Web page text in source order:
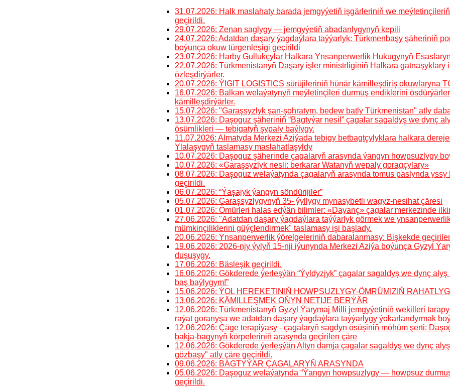
31.07.2026: Halk maslahaty barada jemgyýetiň işgärleriniň we
geçirildi.
29.07.2026: Zenan saglygy — jemgyýetiň abadanlygynyň kepili
24.07.2026: Adatdan daşary ýagdaýlara taýýarlyk: Türkmenbaşy şäheriniň
boýunça okuw türgenleşigi geçirildi
23.07.2026: Harby Gullukçylar Halkara Ynsanperwerlik Hukugynyň
22.07.2026: Türkmenistanyň Daşary işler ministrliginiň Halkara
özleşdirýärler.
20.07.2026: ÝIGIT LOGISTICS sürüjileriniň hünär kämilleşdiriş okuwlaryna
16.07.2026: Balkan welaýatynyň meýletinçileri durmuş endiklerini
kämilleşdirýärler.
15.07.2026: "Garaşsyzlyk şan-şohratym, bedew batly Türkmenistan" atly
13.07.2026: Daşoguz şäheriniň “Bagtyýar nesil” çagalar sagaldyş we dynç
ösümlikleri — tebigatyň şypaly baýlygy.
11.07.2026: Almatyda Merkezi Aziýada tebigy betbagtçylyklara halkara
Ylalaşygyň taslamasy maslahatlaşyldy
10.07.2026: Daşoguz şäherinde çagalaryň arasynda ýangyn howpsuzlygy
10.07.2026: «Garaşsyzlyk nesli: berkarar Watanyň wepaly goragçylary»
08.07.2026: Daşoguz welaýatynda çagalaryň arasynda tomus paslynda
geçirildi.
06.07.2026: “Ýaşajyk ýangyn söndürijiler”
05.07.2026: Garaşsyzlygynyň 35- ýyllygy mynasybetli wagyz-nesihat çäresi
01.07.2026: Ömürleri halas edýän bilimler: «Dayanç» çagalar merkezinde
27.06.2026: "Adatdan daşary ýagdaýlara taýýarlyk görmek we
mümkinçiliklerini güýçlendirmek" taslamasy işi başlady.
20.06.2026: Ynsanperwerlik ýörelgeleriniň dabaralanmasy: Bişkekde
19.06.2026: 2026-njy ýylyň 15-nji iýunynda Merkezi Aziýa boýunça Gyzyl
duşuşygy.
17.06.2026: Bäsleşik geçirildi.
16.06.2026: Gökderede ýerleşýän “Ýyldyzjyk” çagalar sagaldyş we dynç
baş baýlygym!”
15.06.2026: ÝOL HEREKETINIŇ HOWPSUZLYGY-ÖMRÜMIZIŇ
13.06.2026: KÄMILLEŞMEK OŇYN NETIJE BERÝÄR
12.06.2026: Türkmenistanyň Gyzyl Ýarymaj Milli jemgyýetiniň wekilleri
raýat goranyşa we adatdan daşary ýagdaýlara taýýarlygy ýokarlandyrmak
12.06.2026: Çäge terapiýasy - çagalaryň sagdyn ösüşiniň möhüm şerti:
bakja-bagynyň körpeleriniň arasynda geçirilen çäre
12.06.2026: Gökderede ýerleşýän Altyn damja çagalar sagaldyş we dynç
gözbaşy" atly çäre geçirildi.
09.06.2026: BAGTYÝAR ÇAGALARYŇ ARASYNDA
05.06.2026: Daşoguz welaýatynda “Ýangyn howpsuzlygy — howpsuz
geçirildi.